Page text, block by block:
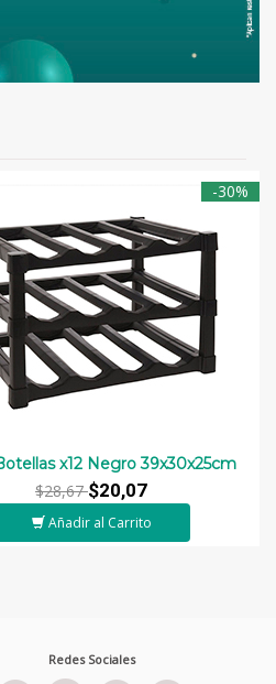
-30%
x12 Negro 39x30x25cm
$28,67$20,07
Añadir al Carrito
Redes Sociales